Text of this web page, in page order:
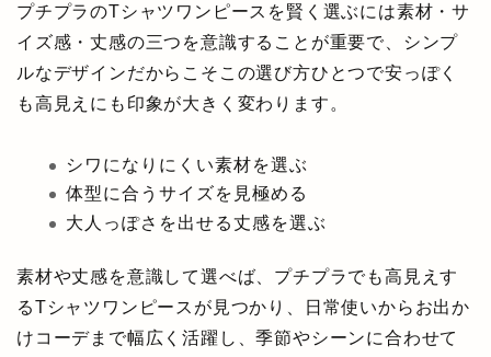
プチプラのTシャツワンピースを賢く選ぶには素材・サ
イズ感・丈感の三つを意識することが重要で、シンプ
ルなデザインだからこそこの選び方ひとつで安っぽく
も高見えにも印象が大きく変わります。
シワになりにくい素材を選ぶ
体型に合うサイズを見極める
大人っぽさを出せる丈感を選ぶ
素材や丈感を意識して選べば、プチプラでも高見えす
るTシャツワンピースが見つかり、日常使いからお出か
けコーデまで幅広く活躍し、季節やシーンに合わせて